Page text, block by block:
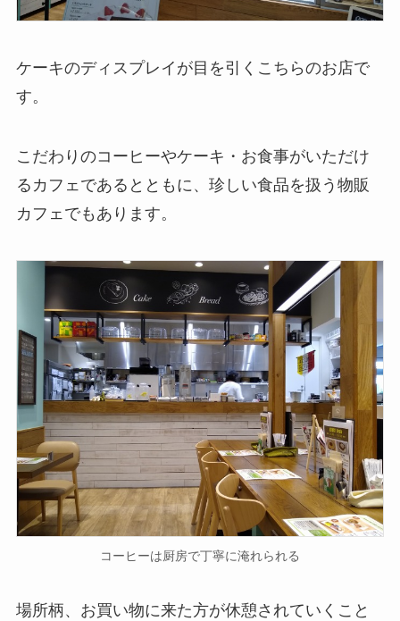
ケーキのディスプレイが目を引くこちらのお店で
す。
こだわりのコーヒーやケーキ・お食事がいただけ
るカフェであるとともに、珍しい食品を扱う物販
カフェでもあります。
コーヒーは厨房で丁寧に淹れられる
場所柄、お買い物に来た方が休憩されていくこと